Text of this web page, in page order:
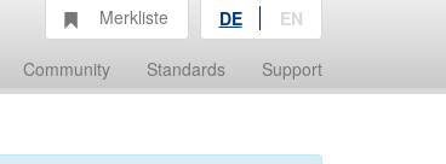
Community Standards Support
Merkliste DE EN